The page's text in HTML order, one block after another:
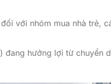
với nhóm mua nhà trẻ,
đang hưởng lợi từ chuyển